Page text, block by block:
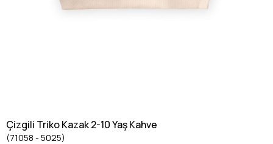
Çizgili Triko Kazak 2-10 Yaş Kahve
(71058 - 5025)